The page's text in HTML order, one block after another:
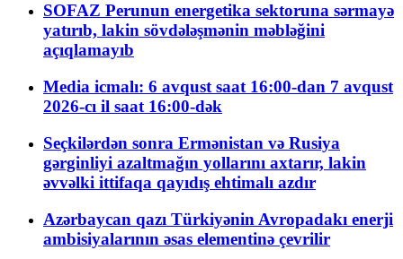
SOFAZ Perunun energetika sektoruna sərmayə
yatırıb, lakin sövdələşmənin məbləğini
açıqlamayıb
Media icmalı: 6 avqust saat 16:00-dan 7 avqust
2026-cı il saat 16:00-dək
Seçkilərdən sonra Ermənistan və Rusiya
gərginliyi azaltmağın yollarını axtarır, lakin
əvvəlki ittifaqa qayıdış ehtimalı azdır
Azərbaycan qazı Türkiyənin Avropadakı enerji
ambisiyalarının əsas elementinə çevrilir